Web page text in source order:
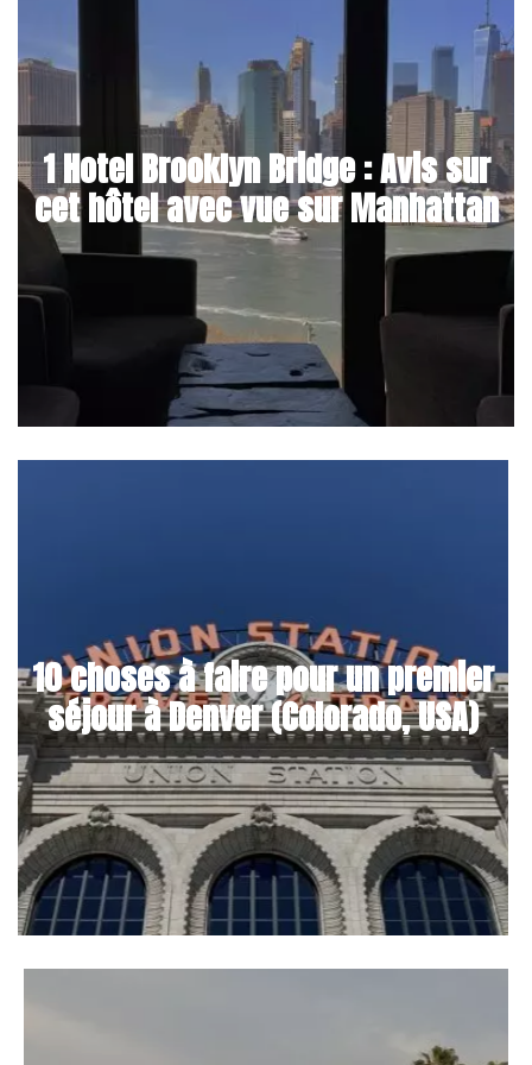
1 Hotel Brooklyn Bridge : Avis sur
cet hôtel avec vue sur Manhattan
10 choses à faire pour un premier
séjour à Denver (Colorado, USA)